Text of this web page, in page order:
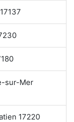
sur-Mer
17220